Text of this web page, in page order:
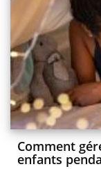
Comment
enfants